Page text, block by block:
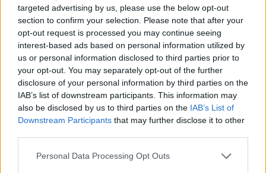
targeted advertising by us, please use the below opt-out
section to confirm your selection. Please note that after your
opt-out request is processed you may continue seeing
interest-based ads based on personal information utilized by
us or personal information disclosed to third parties prior to
your opt-out. You may separately opt-out of the further
disclosure of your personal information by third parties on the
IAB’s list of downstream participants. This information may
also be disclosed by us to third parties on the IAB’s List of
Downstream Participants that may further disclose it to other
Personal Data Processing Opt Outs
Vérlázító incidens a Ryanair járatán: ezzel az
indokkal próbál plusz pénzt lehúzni az
utasokról a társaság - rengetegen kiakadtak